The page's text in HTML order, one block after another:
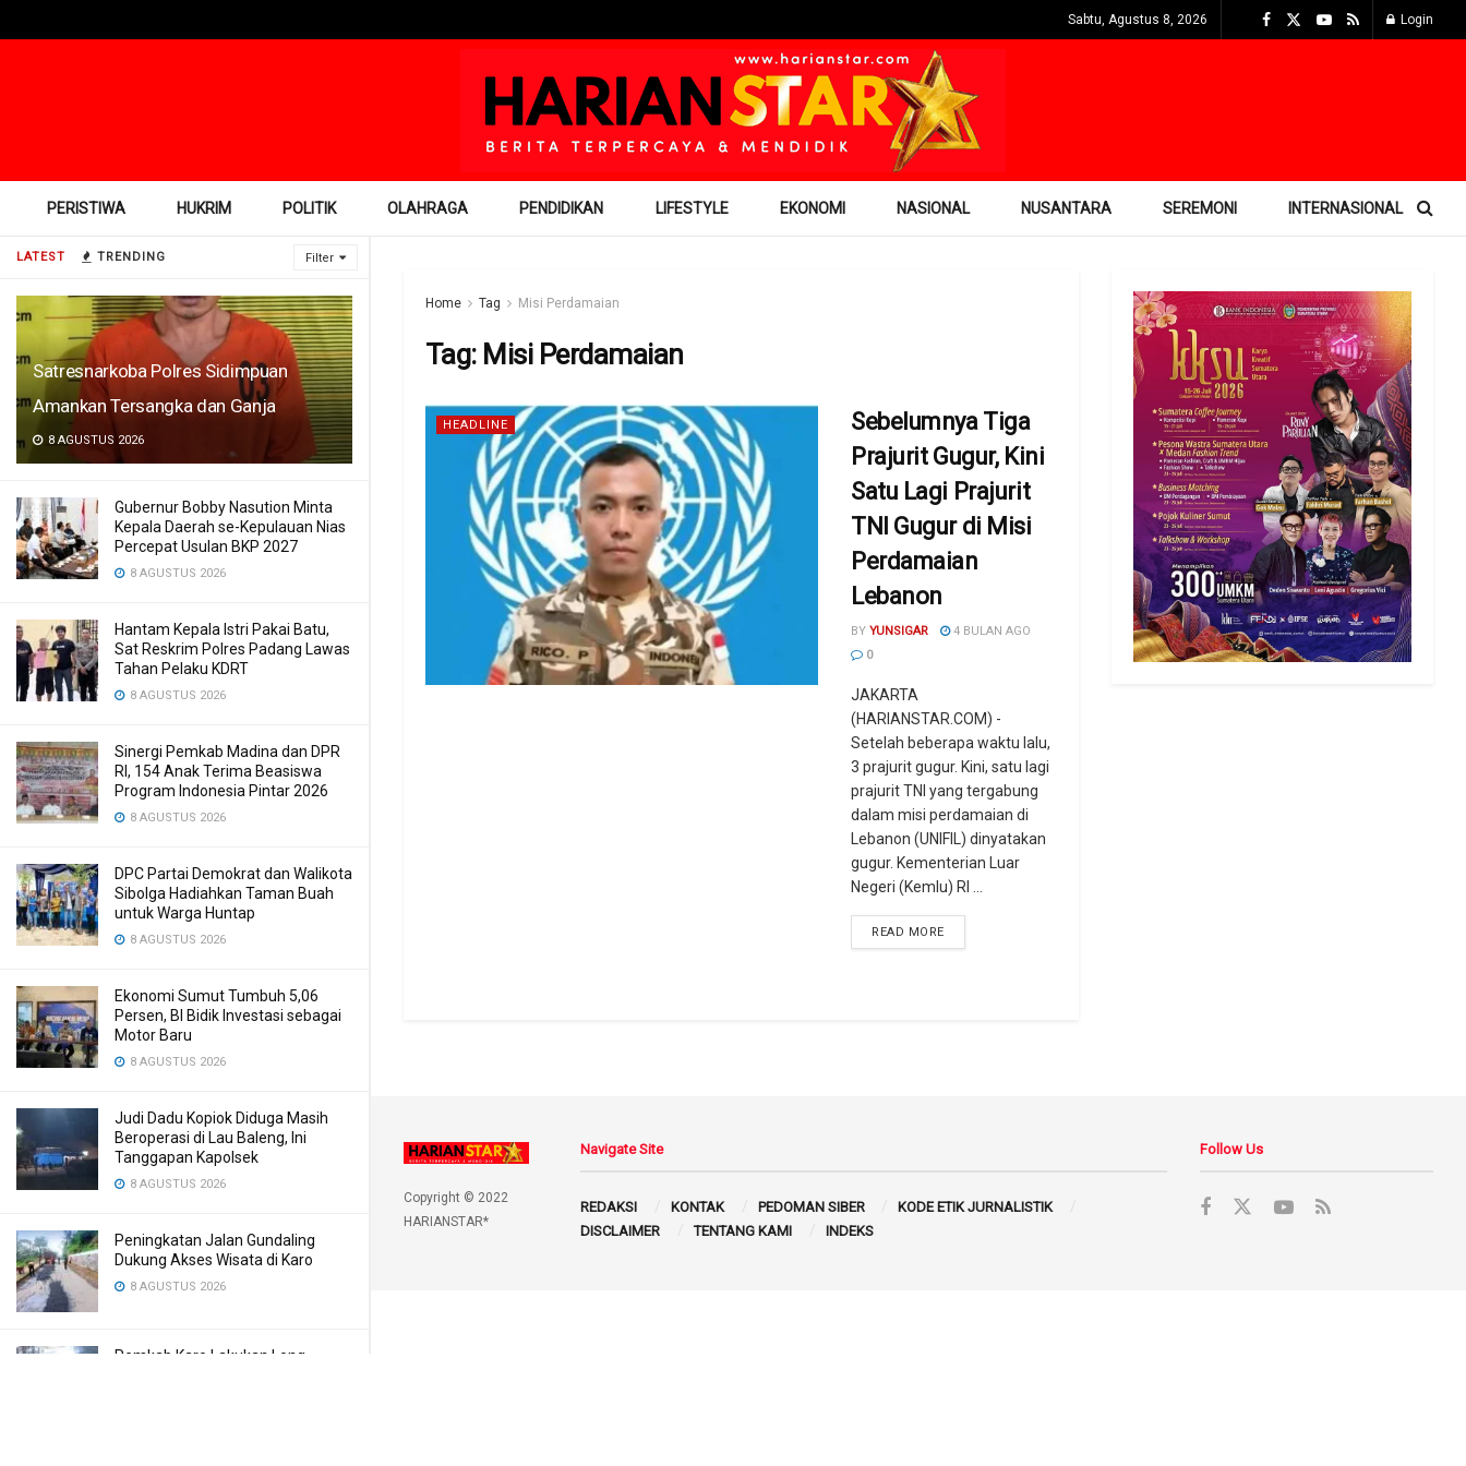
LATEST TRENDING Filter
Satresnarkoba Polres Sidimpuan
Amankan Tersangka dan Ganja
8 AGUSTUS 2026
Gubernur Bobby Nasution Minta
Kepala Daerah se-Kepulauan Nias
Percepat Usulan BKP 2027
8 AGUSTUS 2026
Hantam Kepala Istri Pakai Batu,
Sat Reskrim Polres Padang Lawas
Tahan Pelaku KDRT
8 AGUSTUS 2026
Sinergi Pemkab Madina dan DPR
RI, 154 Anak Terima Beasiswa
Program Indonesia Pintar 2026
8 AGUSTUS 2026
DPC Partai Demokrat dan Walikota
Sibolga Hadiahkan Taman Buah
untuk Warga Huntap
8 AGUSTUS 2026
Ekonomi Sumut Tumbuh 5,06
Persen, BI Bidik Investasi sebagai
Motor Baru
8 AGUSTUS 2026
Judi Dadu Kopiok Diduga Masih
Beroperasi di Lau Baleng, Ini
Tanggapan Kapolsek
8 AGUSTUS 2026
Peningkatan Jalan Gundaling
Dukung Akses Wisata di Karo
8 AGUSTUS 2026
Pemkab Karo Lakukan Long
Sabtu, Agustus 8, 2026 Login
PERISTIWA HUKRIM POLITIK OLAHRAGA PENDIDIKAN LIFESTYLE EKONOMI NASIONAL NUSANTARA SEREMONI INTERNASIONAL
Home Tag Misi Perdamaian
Tag: Misi Perdamaian
HEADLINE
Sebelumnya Tiga
Prajurit Gugur, Kini
Satu Lagi Prajurit
TNI Gugur di Misi
Perdamaian
Lebanon
BY YUNSIGAR
4 BULAN AGO
0
JAKARTA
(HARIANSTAR.COM) -
Setelah beberapa waktu lalu,
3 prajurit gugur. Kini, satu lagi
prajurit TNI yang tergabung
dalam misi perdamaian di
Lebanon (UNIFIL) dinyatakan
gugur. Kementerian Luar
Negeri (Kemlu) RI ...
READ MORE
Copyright © 2022
HARIANSTAR*
Navigate Site
REDAKSI KONTAK PEDOMAN SIBER
KODE ETIK JURNALISTIK
DISCLAIMER
TENTANG KAMI INDEKS
Follow Us